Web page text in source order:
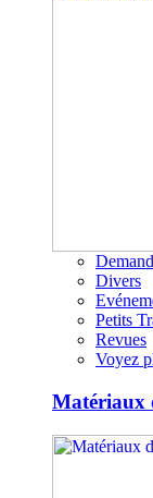
Divers
Petits
Revues
Voyez
Matériaux